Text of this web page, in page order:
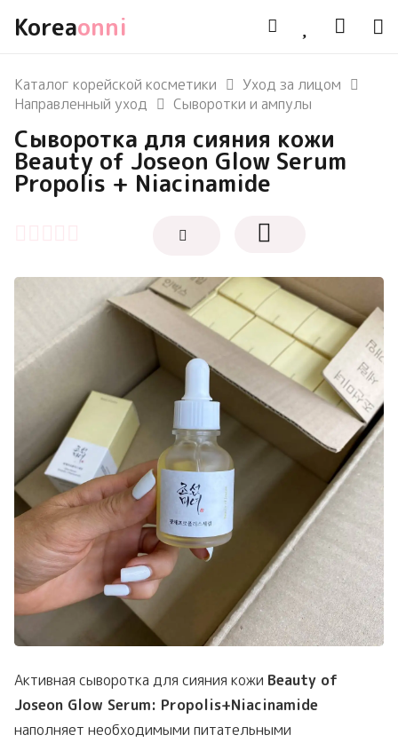
Koreaonni
Каталог корейской косметики
Уход за лицом
Направленный уход
Сыворотки и ампулы
Сыворотка для сияния кожи
Beauty of Joseon Glow Serum
Propolis + Niacinamide
Активная сыворотка для сияния кожи Beauty of
Joseon Glow Serum: Propolis+Niacinamide
наполняет необходимыми питательными